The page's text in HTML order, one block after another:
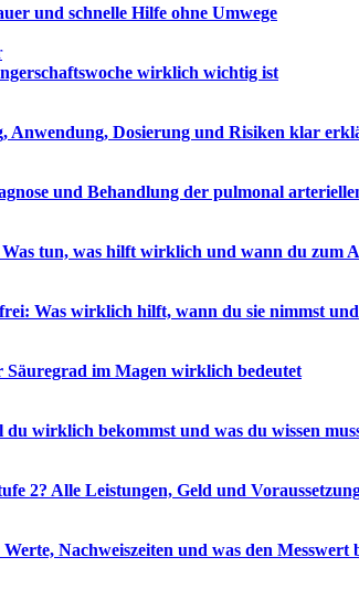
und schnelle Hilfe ohne Umwege
wirklich wichtig ist
Anwendung, Dosierung und Risiken klar
und Behandlung der pulmonal
tun, was hilft wirklich und wann du zum
Was wirklich hilft, wann du sie nimmst
Säuregrad im Magen wirklich bedeutet
du wirklich bekommst und was du wissen
2? Alle Leistungen, Geld und
Nachweiszeiten und was den Messwert